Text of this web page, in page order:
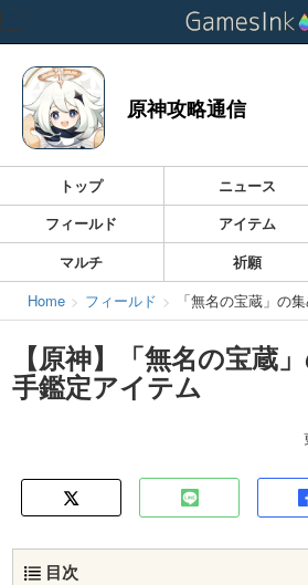
Toggle
原神攻略通信
トップ ニュース
フィールド
アイテム
マルチ
祈願
Home
フィールド 「無名の宝蔵」の
【原神】「無名の宝蔵
手鑑定アイテム
目次